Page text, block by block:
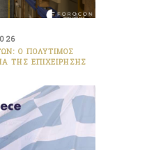
Ο ΠΟΛΎΤΙΜΟΣ
ΤΗΣ ΕΠΙΧΕΊΡΗΣΉΣ